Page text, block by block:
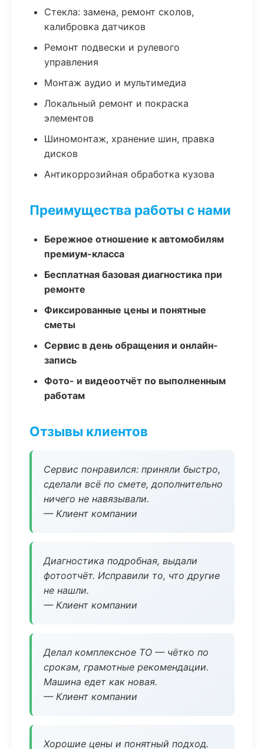
Стекла: замена, ремонт сколов,
калибровка датчиков
Ремонт подвески и рулевого
управления
Монтаж аудио и мультимедиа
Локальный ремонт и покраска
элементов
Шиномонтаж, хранение шин, правка
дисков
Антикоррозийная обработка кузова
Преимущества работы с нами
Бережное отношение к автомобилям
премиум-класса
Бесплатная базовая диагностика при
ремонте
Фиксированные цены и понятные
сметы
Сервис в день обращения и онлайн-
запись
Фото- и видеоотчёт по выполненным
работам
Отзывы клиентов
Сервис понравился: приняли быстро,
сделали всё по смете, дополнительно
ничего не навязывали.
— Клиент компании
Диагностика подробная, выдали
фотоотчёт. Исправили то, что другие
не нашли.
— Клиент компании
Делал комплексное ТО — чётко по
срокам, грамотные рекомендации.
Машина едет как новая.
— Клиент компании
Хорошие цены и понятный подход.